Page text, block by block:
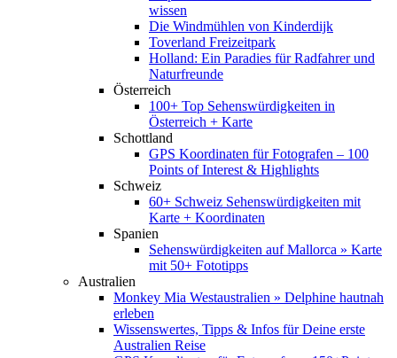
wissen
Die Windmühlen von Kinderdijk
Toverland Freizeitpark
Holland: Ein Paradies für Radfahrer und
Naturfreunde
Österreich
100+ Top Sehenswürdigkeiten in
Österreich + Karte
Schottland
GPS Koordinaten für Fotografen – 100
Points of Interest & Highlights
Schweiz
60+ Schweiz Sehenswürdigkeiten mit
Karte + Koordinaten
Spanien
Sehenswürdigkeiten auf Mallorca » Karte
mit 50+ Fototipps
Australien
Monkey Mia Westaustralien » Delphine hautnah
erleben
Wissenswertes, Tipps & Infos für Deine erste
Australien Reise